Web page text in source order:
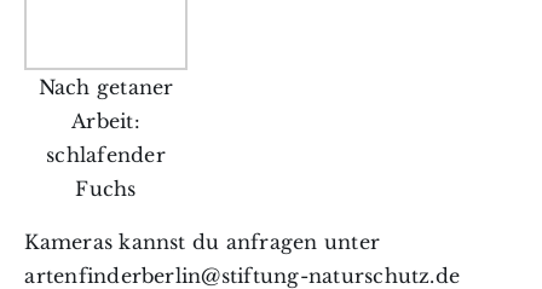
Nach getaner
Arbeit:
schlafender
Fuchs
Kameras kannst du anfragen unter
artenfinderberlin@stiftung-naturschutz.de